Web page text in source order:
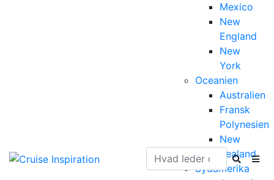
Mexico
New
England
New
York
Oceanien
Australien
Fransk
Polynesien
New
Zealand
Sydamerika